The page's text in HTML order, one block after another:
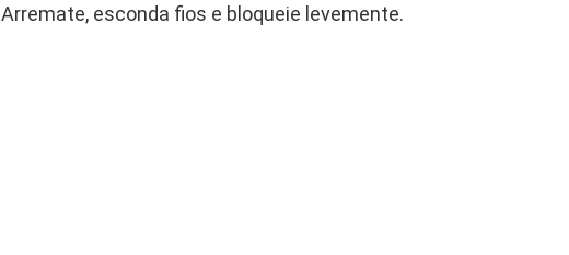
Arremate, esconda fios e bloqueie levemente.